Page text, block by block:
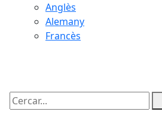
Anglès
Alemany
Francès
Cercar: